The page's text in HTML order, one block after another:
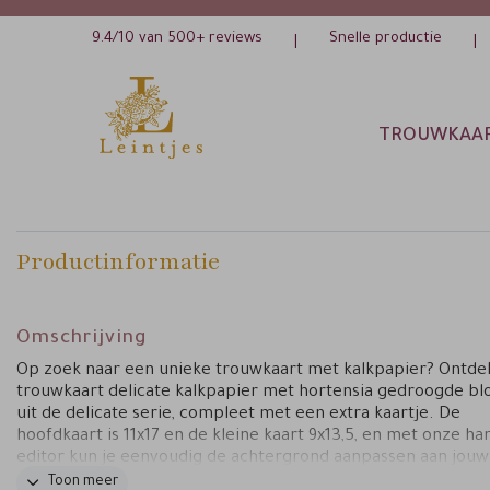
9.4/10 van 500+ reviews Snelle productie
Productinformatie
Omschrijving
Op zoek naar een unieke trouwkaart met kalkpapier?
trouwkaart delicate kalkpapier met hortensia gedroogde
uit de delicate serie, compleet met een extra kaartje. De
hoofdkaart is 11x17 en de kleine kaart 9x13,5, en met onze
editor kun je eenvoudig de achtergrond aanpassen aan jouw
favoriete kleur.
Toon meer